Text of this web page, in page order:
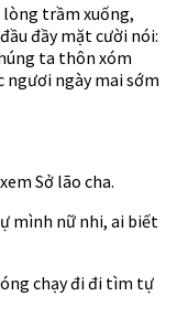
lòng trầm xuống,
đầy mặt cười nói:
ta thôn xóm
ngươi ngày mai sớm
Sở lão cha.
mình nữ nhi, ai biết
chạy đi đi tìm tự